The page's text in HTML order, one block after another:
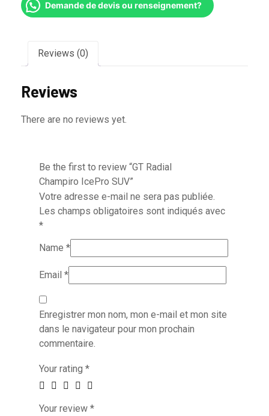
Demande de devis ou renseignement?
Reviews (0)
Reviews
There are no reviews yet.
Be the first to review “GT Radial
Champiro IcePro SUV”
Votre adresse e-mail ne sera pas publiée.
Les champs obligatoires sont indiqués avec
*
Name *
Email *
Enregistrer mon nom, mon e-mail et mon site
dans le navigateur pour mon prochain
commentaire.
Your rating *
Your review *